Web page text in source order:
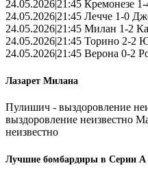
24.05.2026|21:45 Кремонезе
24.05.2026|21:45 Лечче 1-0
24.05.2026|21:45 Милан 1-2
24.05.2026|21:45 Торино 2-2
24.05.2026|21:45 Верона 0-2
Лазарет Милана
Пулишич - выздоровление
выздоровление неизвестно
неизвестно
Лучшие бомбардиры в Серии А